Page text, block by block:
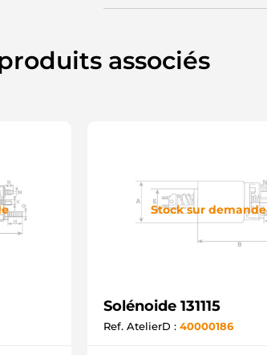
associés
Stock sur demande
Solénoide 131115
Ref. AtelierD : 40000186